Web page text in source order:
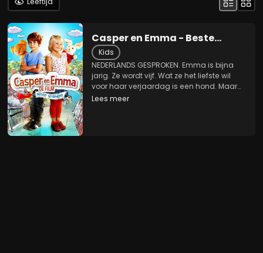
Casper en Emma - Beste
Vriendjes
Kids
NEDERLANDS GESPROKEN. Emma is bijna
jarig. Ze wordt vijf. Wat ze het liefste wil
voor haar verjaardag is een hond. Maar
haar moeder vindt dat ze nog niet groot
Lees meer